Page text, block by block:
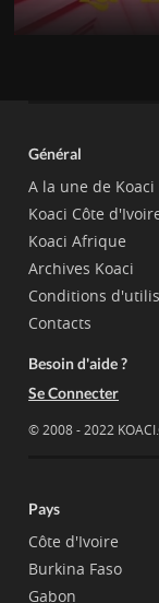
Général
A la une de Koaci
Koaci Côte
Koaci Afrique
Archives Koaci
Conditions
Contacts
Besoin d'aide ?
Se Connecter
© 2008 - 2022
Pays
Côte d'Ivoire
Burkina Faso
Gabon